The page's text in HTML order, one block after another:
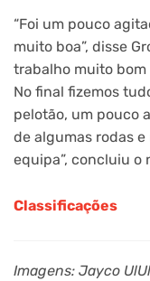
“Foi um pouco
muito boa”, disse
trabalho muito bom
No final fizemos
pelotão, um pouco
de algumas rodas
equipa”, concluiu o
Classificações
Imagens: Jayco